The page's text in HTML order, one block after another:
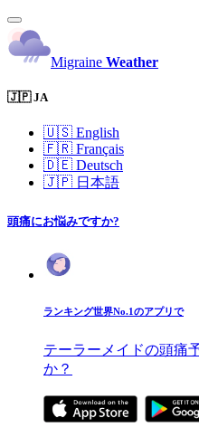
Migraine Weather
🇯🇵 JA
🇺🇸 English
🇫🇷 Français
🇩🇪 Deutsch
🇯🇵 日本語
頭痛にお悩みですか?
ランキング世界No.1のアプリで
テーラーメイドの頭痛
か？